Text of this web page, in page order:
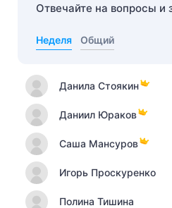
Отвечайте на вопросы и
Неделя Общий
Данила Стоякин
Даниил Юраков
Саша Мансуров
Игорь Проскуренко
Полина Тишина